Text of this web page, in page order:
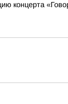
концерта